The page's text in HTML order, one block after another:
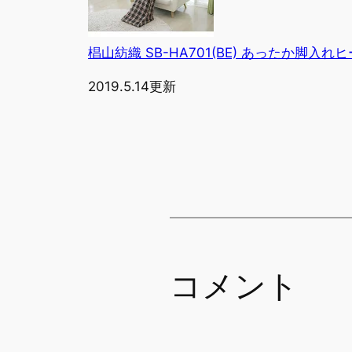
椙山紡織 SB-HA701(BE) あったか脚入れヒ
2019.5.14更新
コメント